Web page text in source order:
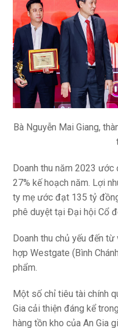
Bà Nguyễn Mai Giang,
Doanh thu năm 2023
27% kế hoạch năm. Lợi
ty mẹ ước đạt 135 tỷ
phê duyệt tại Đại hội Cổ
Doanh thu chủ yếu đến
hợp Westgate (Bình
phẩm.
Một số chỉ tiêu tài chính
Gia cải thiện đáng kể
hàng tồn kho của An Gia